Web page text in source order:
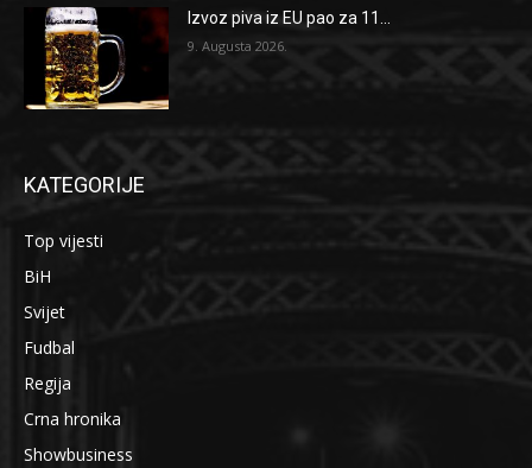
Izvoz piva iz EU pao za 11...
9. Augusta 2026.
KATEGORIJE
Top vijesti
BiH
Svijet
Fudbal
Regija
Crna hronika
Showbusiness